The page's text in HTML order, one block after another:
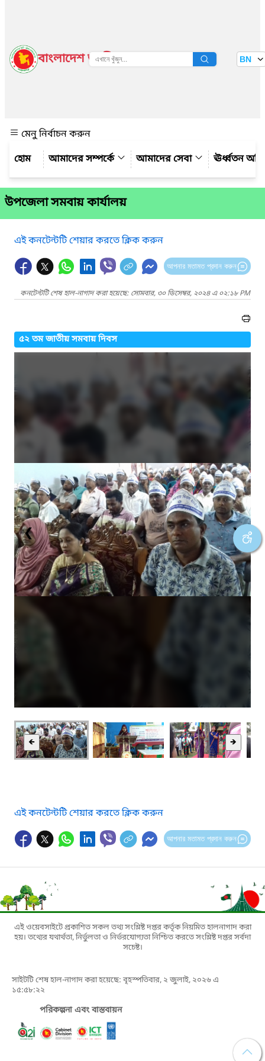
বাংলাদেশ জাতীয় তথ্য বাতায়ন BN
মেনু নির্বাচন করুন
আমাদের সম্পর্কে
আমাদের সেবা ঊর্ধ্বতন
উপজেলা সমবায় কার্যালয়
এই কনটেন্টটি শেয়ার করতে ক্লিক করুন
আপনার মতামত প্রদান করুন
কনটেন্টটি শেষ হাল-নাগাদ করা হয়েছে: সোমবার, ৩০ ডিসেম্বর, ২০২৪ এ ০২:১৮ PM
৫২ তম জাতীয় সমবায় দিবস
❮ ❯
🡸 🡺
এই কনটেন্টটি শেয়ার করতে ক্লিক করুন
আপনার মতামত প্রদান করুন
এই ওয়েবসাইটে প্রকাশিত সকল তথ্য সংশ্লিষ্ট দপ্তর কর্তৃক নিয়মিত হালনাগাদ করা
হয়। তথ্যের যথার্থতা, নির্ভুলতা ও নির্ভরযোগ্যতা নিশ্চিত করতে সংশ্লিষ্ট দপ্তর সর্বদা
সচেষ্ট।
সাইটটি শেষ হাল-নাগাদ করা হয়েছে: বৃহস্পতিবার, ২ জুলাই, ২০২৬ এ
১৫:৫৮:২২
পরিকল্পনা এবং বাস্তবায়ন